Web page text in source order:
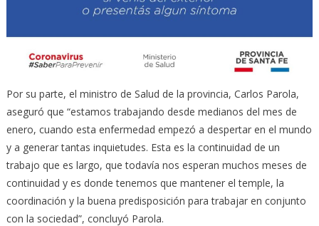
Por su parte, el ministro de Salud de la provincia, Carlos Parola,
aseguró que “estamos trabajando desde medianos del mes de
enero, cuando esta enfermedad empezó a despertar en el mundo
y a generar tantas inquietudes. Esta es la continuidad de un
trabajo que es largo, que todavía nos esperan muchos meses de
continuidad y es donde tenemos que mantener el temple, la
coordinación y la buena predisposición para trabajar en conjunto
con la sociedad”, concluyó Parola.